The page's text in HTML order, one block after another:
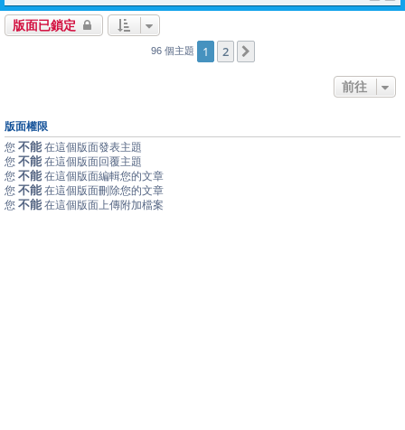
版面已鎖定
96 個主題 1 2
前往
版面權限
您 不能 在這個版面發表主題
您 不能 在這個版面回覆主題
您 不能 在這個版面編輯您的文章
您 不能 在這個版面刪除您的文章
您 不能 在這個版面上傳附加檔案